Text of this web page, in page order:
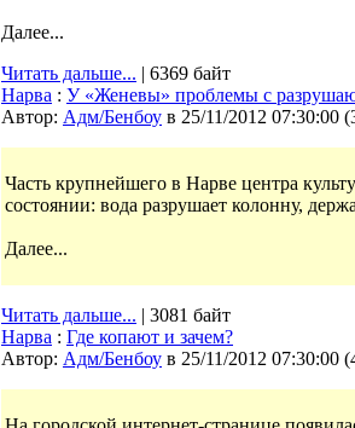
Далее...
Читать дальше... | 6369 байт
Нарва : У «Женевы» проблемы с
Автор: Адм/Бенбоу в 25/11/2012 07:30:00 (
Часть крупнейшего в Нарве центра
состоянии: вода разрушает колонну,
Далее...
Читать дальше... | 3081 байт
Нарва : Где копают и зачем?
Автор: Адм/Бенбоу в 25/11/2012 07:30:00 (